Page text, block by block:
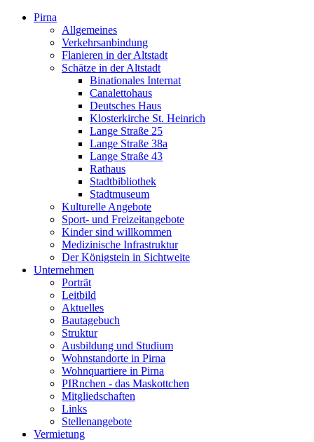
Pirna
Allgemeines
Verkehrsanbindung
Flanieren in der Altstadt
Schätze in der Altstadt
Binationales Internat
Canalettohaus
Deutsches Haus
Klosterkirche St. Heinrich
Lange Straße 25
Lange Straße 38a
Lange Straße 43
Rathaus
Stadtbibliothek
Stadtmuseum
Kulturelle Angebote
Sport- und Freizeitangebote
Kinder sind willkommen
Medizinische Infrastruktur
Der Königstein in Sichtweite
Unternehmen
Porträt
Leitbild
Aktuelles
Bautagebuch
Struktur
Ausbildung und Studium
Wohnstandorte in Pirna
Wohnquartiere in Pirna
PIRnchen - das Maskottchen
Mitgliedschaften
Links
Stellenangebote
Vermietung